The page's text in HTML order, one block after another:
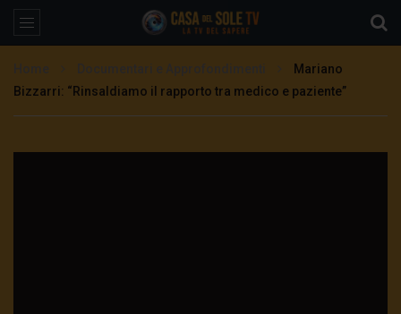
Mariano
Bizzarri: “Rinsaldiamo il rapporto tra medico e paziente”